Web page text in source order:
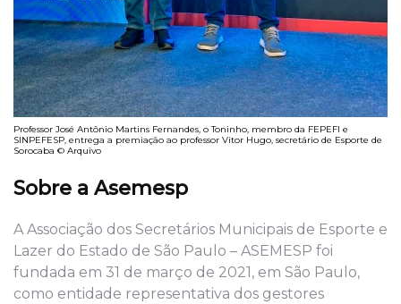
Professor José Antônio Martins Fernandes, o Toninho, membro da FEPEFI e
SINPEFESP, entrega a premiação ao professor Vitor Hugo, secretário de Esporte de
Sorocaba © Arquivo
Sobre a Asemesp
A Associação dos Secretários Municipais de Esporte e
Lazer do Estado de São Paulo – ASEMESP foi
fundada em 31 de março de 2021, em São Paulo,
como entidade representativa dos gestores